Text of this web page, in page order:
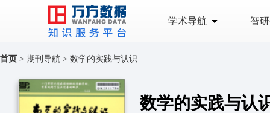
学术导航 智
首页 > 期刊导航 > 数学的实践与认识
数学的实践与认